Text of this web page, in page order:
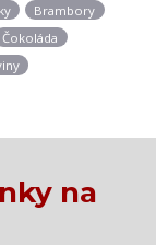
Brambory
Čokoláda
na